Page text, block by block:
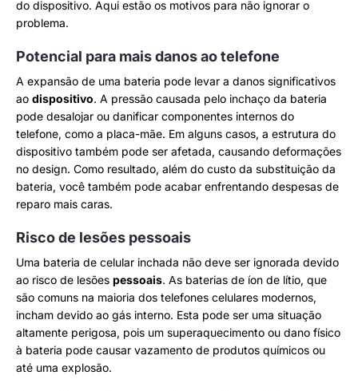
do dispositivo. Aqui estão os motivos para não ignorar o
problema.
Potencial para mais danos ao telefone
A expansão de uma bateria pode levar a danos significativos
ao dispositivo. A pressão causada pelo inchaço da bateria
pode desalojar ou danificar componentes internos do
telefone, como a placa-mãe. Em alguns casos, a estrutura do
dispositivo também pode ser afetada, causando deformações
no design. Como resultado, além do custo da substituição da
bateria, você também pode acabar enfrentando despesas de
reparo mais caras.
Risco de lesões pessoais
Uma bateria de celular inchada não deve ser ignorada devido
ao risco de lesões pessoais. As baterias de íon de lítio, que
são comuns na maioria dos telefones celulares modernos,
incham devido ao gás interno. Esta pode ser uma situação
altamente perigosa, pois um superaquecimento ou dano físico
à bateria pode causar vazamento de produtos químicos ou
até uma explosão.